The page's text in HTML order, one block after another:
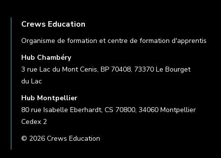
Crews Education
Organisme de formation et centre de formation d'apprentis
Hub Chambéry
3 rue Lac du Mont Cenis, BP 70408, 73370 Le Bourget
du Lac
Hub Montpellier
80 rue Isabelle Eberhardt, CS 70800, 34060 Montpellier
Cedex 2
© 2026 Crews Education